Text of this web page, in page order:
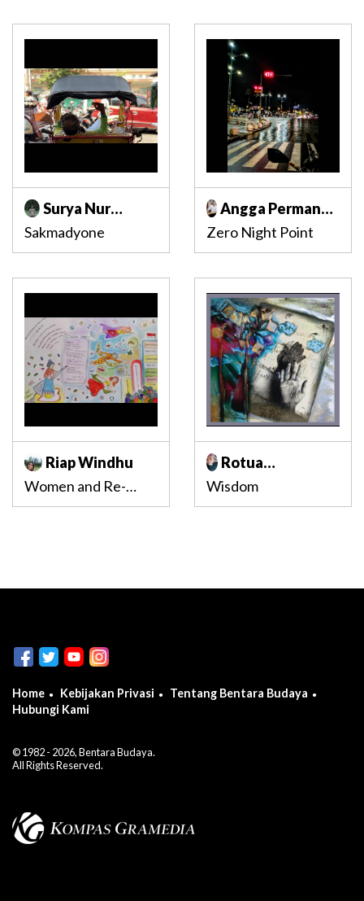
Surya Nur
Indrawan
Sakmadyone
Angga Permana
Adhikaputra
Zero Night Point
Riap Windhu
Women and Re-
identity
Rotua
Magdalena P.
Agung
Wisdom
Home Kebijakan Privasi
Tentang Bentara Budaya
Hubungi Kami
© 1982 - 2026, Bentara Budaya.
All Rights Reserved.